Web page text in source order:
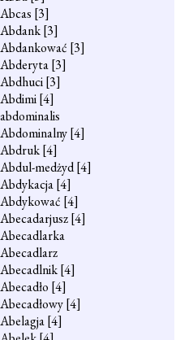
Abcas [3]
Abdank[3]
Abdankować [3]
Abderyta[3]
Abdhuci[3]
Abdimi[4]
abdominalis
Abdominalny[4]
Abdruk[4]
Abdul-medżyd[4]
Abdykacja[4]
Abdykować [4]
Abecadarjusz[4]
Abecadlarka
Abecadlarz
Abecadlnik[4]
Abecadło [4]
Abecadłowy[4]
Abelagja[4]